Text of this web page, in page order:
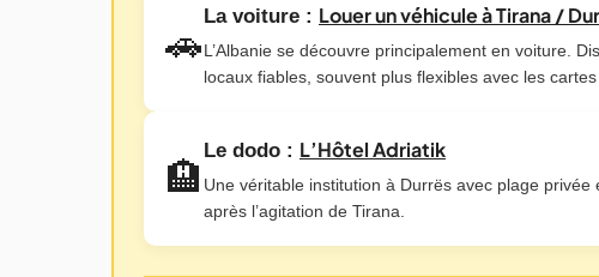
🚗
La voiture : Louer un véhicule à Tirana /
L’Albanie se découvre principalement en voiture.
locaux fiables, souvent plus flexibles avec les cartes
🏨
Le dodo : L’Hôtel Adriatik
Une véritable institution à Durrës avec plage privée
après l’agitation de Tirana.